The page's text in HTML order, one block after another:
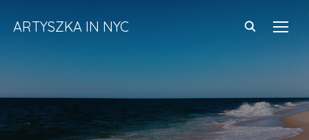
ARTYSZKA IN NYC